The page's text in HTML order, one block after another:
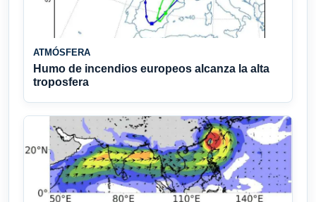
ATMÓSFERA
Humo de incendios europeos alcanza la alta
troposfera